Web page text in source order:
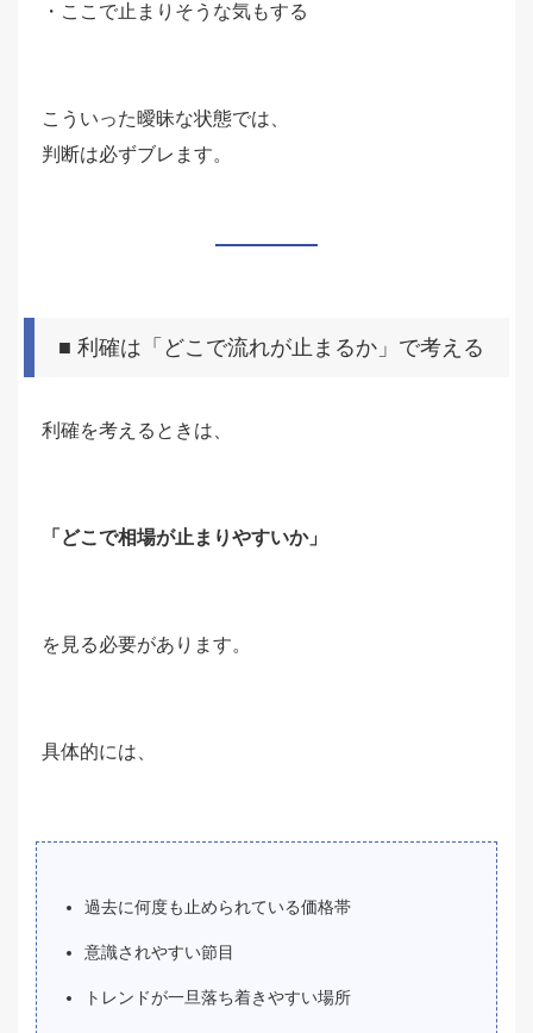
・ここで止まりそうな気もする
こういった曖昧な状態では、
判断は必ずブレます。
■ 利確は「どこで流れが止まるか」で考える
利確を考えるときは、
「どこで相場が止まりやすいか」
を見る必要があります。
具体的には、
過去に何度も止められている価格帯
意識されやすい節目
トレンドが一旦落ち着きやすい場所